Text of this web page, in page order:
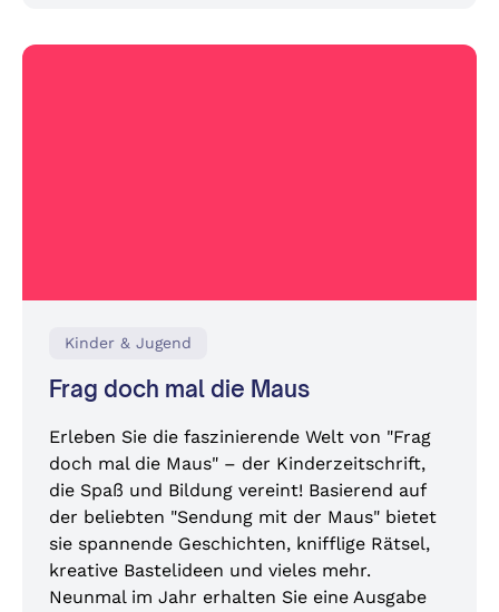
Kinder & Jugend
Frag doch mal die Maus
Erleben Sie die faszinierende Welt von "Frag
doch mal die Maus" – der Kinderzeitschrift,
die Spaß und Bildung vereint! Basierend auf
der beliebten "Sendung mit der Maus" bietet
sie spannende Geschichten, knifflige Rätsel,
kreative Bastelideen und vieles mehr.
Neunmal im Jahr erhalten Sie eine Ausgabe